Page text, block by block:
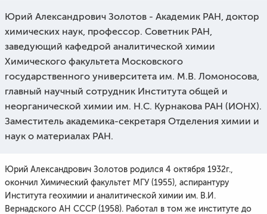
Юрий Александрович Золотов - Академик РАН, доктор
химических наук, профессор. Советник РАН,
заведующий кафедрой аналитической химии
Химического факультета Московского
государственного университета им. М.В. Ломоносова,
главный научный сотрудник Института общей и
неорганической химии им. Н.С. Курнакова РАН (ИОНХ).
Заместитель академика-секретаря Отделения химии и
наук о материалах РАН.
Юрий Александрович Золотов родился 4 октября 1932г.,
окончил Химический факультет МГУ (1955), аспирантуру
Института геохимии и аналитической химии им. В.И.
Вернадского АН СССР (1958). Работал в том же институте до